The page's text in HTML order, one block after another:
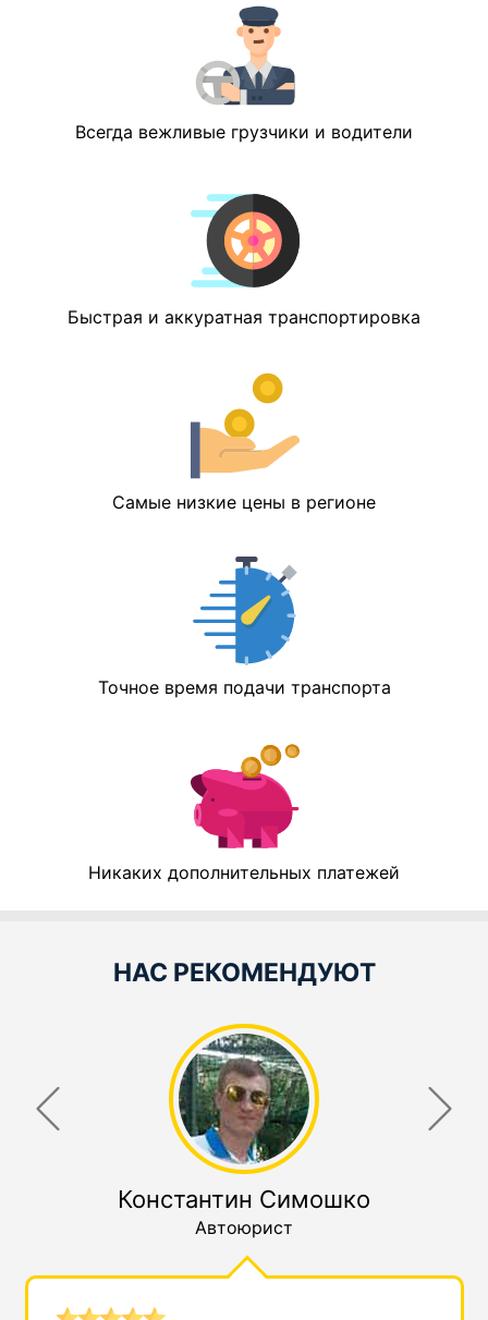
Всегда вежливые грузчики и водители
Быстрая и аккуратная транспортировка
Самые низкие цены в регионе
Точное время подачи транспорта
Никаких дополнительных платежей
НАС РЕКОМЕНДУЮТ
Константин Симошко
Автоюрист